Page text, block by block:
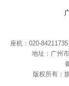
座机：020-84211735
地址：广州
版权所有：